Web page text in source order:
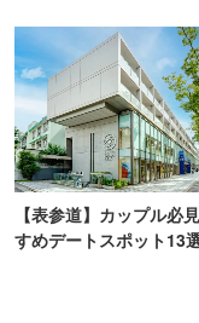
【表参道】カップル必
すめデートスポット13